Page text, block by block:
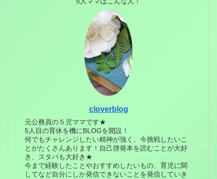
cloverblog
元公務員の５児ママです★
5人目の育休を機にBLOGを開設！
何でもチャレンジしたい精神が強く、今挑戦したいこ
とがたくさんあります！自己啓発本を読むことが大好
き、スタバも大好き★
今まで経験したことやおすすめしたいもの、育児に関
してなど自分にしか発信できないことを発信していき